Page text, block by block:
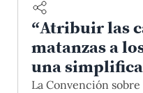
“Atribuir las
matanzas a
una
La Convención